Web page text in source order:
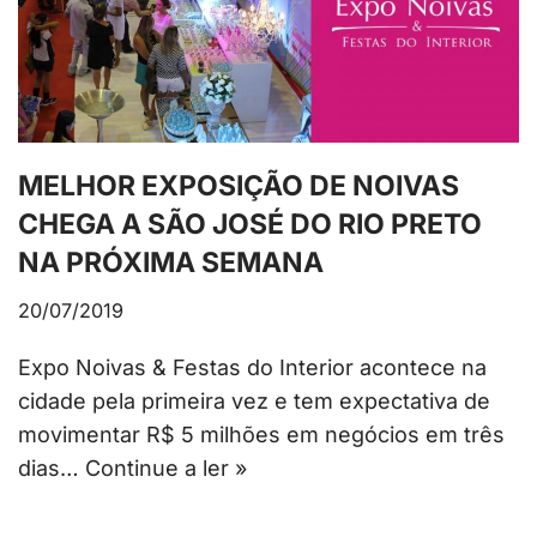
MELHOR EXPOSIÇÃO DE NOIVAS
CHEGA A SÃO JOSÉ DO RIO PRETO
NA PRÓXIMA SEMANA
20/07/2019
Expo Noivas & Festas do Interior acontece na
cidade pela primeira vez e tem expectativa de
movimentar R$ 5 milhões em negócios em três
dias… Continue a ler »